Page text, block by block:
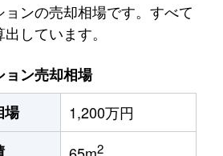
ンの売却相場です。すべて
しています。
ョン売却相場
場
1,200万円
2